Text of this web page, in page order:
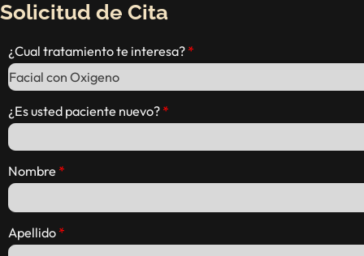
Solicitud de Cita
¿Cual tratamiento te interesa?
¿Es usted paciente nuevo?
Nombre
Apellido